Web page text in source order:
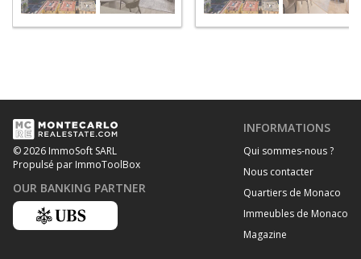
© 2026 ImmoSoft SARL
Propulsé par ImmoToolBox
OUR BANKING PARTNER
INFORMATIONS
Qui sommes-nous ?
Nous contacter
Quartiers de Monaco
Immeubles de Monaco
Magazine